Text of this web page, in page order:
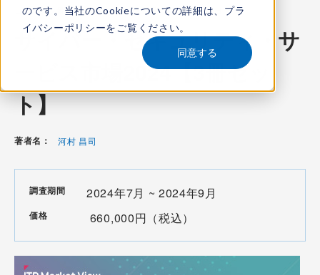
のです。当社のCookieについての詳細は、 プラ
イバシーポリシーをご覧ください。
同意する
コンテンツ番号：MS-24002400発刊日：2024年12月6日
サイバー・セキュリティ・サ
ービス市場2024【3冊セッ
ト】
著者名： 河村 昌司
調査期間 2024年7月 ~ 2024年9月
価格 660,000円（税込）